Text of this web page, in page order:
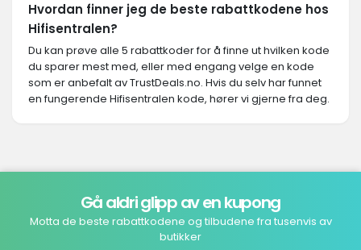
Hvordan finner jeg de beste rabattkodene hos
Hifisentralen?
Du kan prøve alle 5 rabattkoder for å finne ut hvilken kode
du sparer mest med, eller med engang velge en kode
som er anbefalt av TrustDeals.no. Hvis du selv har funnet
en fungerende Hifisentralen kode, hører vi gjerne fra deg.
Gå aldri glipp av en kupong
Motta de beste rabattkodene og tilbudene fra tusenvis av
butikker